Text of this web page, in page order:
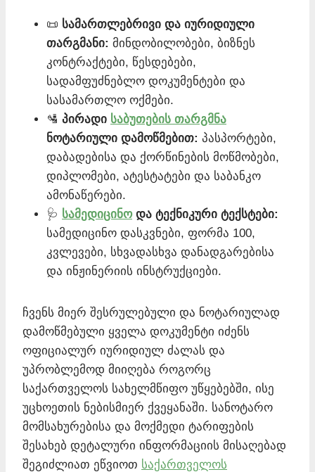
📜 სამართლებრივი და იურიდიული
თარგმანი: მინდობილობები, ბიზნეს
კონტრაქტები, წესდებები,
სადამფუძნებლო დოკუმენტები და
სასამართლო ოქმები.
🛂 პირადი საბუთების თარგმნა
ნოტარიული დამოწმებით: პასპორტები,
დაბადებისა და ქორწინების მოწმობები,
დიპლომები, ატესტატები და საბანკო
ამონაწერები.
🩺 სამედიცინოდა ტექნიკური ტექსტები:
სამედიცინო დასკვნები, ფორმა 100,
კვლევები, სხვადასხვა დანადგარებისა
და ინჟინერიის ინსტრუქციები.
ჩვენს მიერ შესრულებული და ნოტარიულად
დამოწმებული ყველა დოკუმენტი იძენს
ოფიციალურ იურიდიულ ძალას და
უპრობლემოდ მიიღება როგორც
საქართველოს სახელმწიფო უწყებებში, ისე
უცხოეთის ნებისმიერ ქვეყანაში. სანოტარო
მომსახურებისა და მოქმედი ტარიფების
შესახებ დეტალური ინფორმაციის მისაღებად
შეგიძლიათ ეწვიოთ საქართველოს